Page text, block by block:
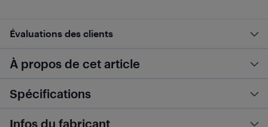
Évaluations des clients
À propos de cet article
Spécifications
Infos du fabricant